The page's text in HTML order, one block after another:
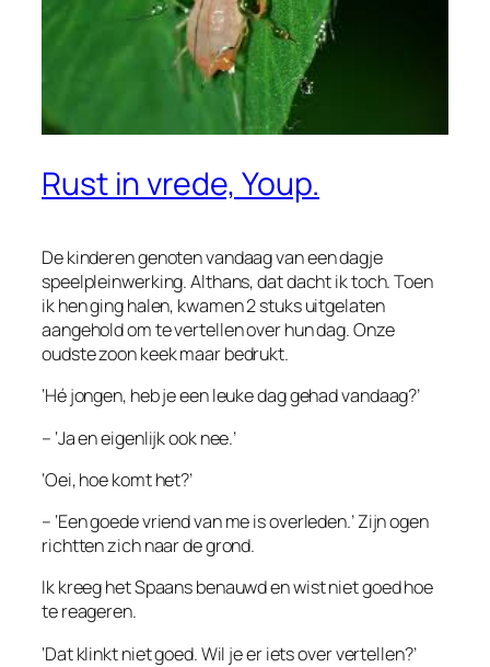
Rust in vrede, Youp.
De kinderen genoten vandaag van een dagje
speelpleinwerking. Althans, dat dacht ik toch. Toen
ik hen ging halen, kwamen 2 stuks uitgelaten
aangehold om te vertellen over hun dag. Onze
oudste zoon keek maar bedrukt.
‘Hé jongen, heb je een leuke dag gehad vandaag?’
– ‘Ja en eigenlijk ook nee.’
‘Oei, hoe komt het?’
– ‘Een goede vriend van me is overleden.’ Zijn ogen
richtten zich naar de grond.
Ik kreeg het Spaans benauwd en wist niet goed hoe
te reageren.
‘Dat klinkt niet goed. Wil je er iets over vertellen?’